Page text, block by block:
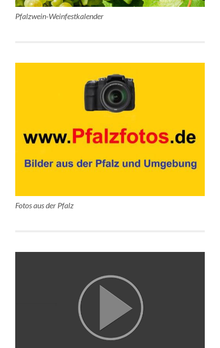
Pfalzwein-Weinfestkalender
Fotos aus der Pfalz